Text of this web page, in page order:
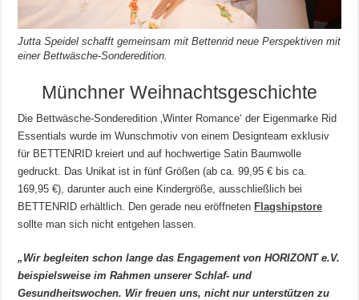
Jutta Speidel schafft gemeinsam mit Bettenrid neue Perspektiven mit
einer Bettwäsche-Sonderedition.
Münchner Weihnachtsgeschichte
Die Bettwäsche-Sonderedition ‚Winter Romance‘ der Eigenmarke Rid
Essentials wurde im Wunschmotiv von einem Designteam exklusiv
für BETTENRID kreiert und auf hochwertige Satin Baumwolle
gedruckt. Das Unikat ist in fünf Größen (ab ca. 99,95 € bis ca.
169,95 €), darunter auch eine Kindergröße, ausschließlich bei
BETTENRID erhältlich. Den gerade neu eröffnetenFlagshipstore
sollte man sich nicht entgehen lassen.
„Wir begleiten schon lange das Engagement von HORIZONT e.V.
beispielsweise im Rahmen unserer Schlaf- und
Gesundheitswochen. Wir freuen uns, nicht nur unterstützen zu